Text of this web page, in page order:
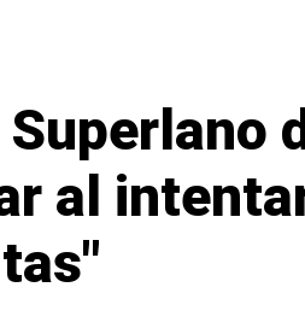
Superlano
al